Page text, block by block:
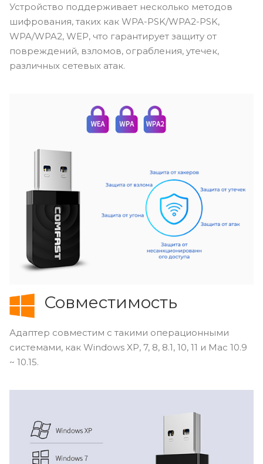
Устройство поддерживает несколько методов
шифрования, таких как WPA-PSK/WPA2-PSK,
WPA/WPA2, WEP, что гарантирует защиту от
повреждений, взломов, ограбления, утечек,
различных сетевых атак.
Совместимость
Адаптер совместим с такими операционными
системами, как Windows XP, 7, 8, 8.1, 10, 11 и Mac 10.9
~ 10.15.